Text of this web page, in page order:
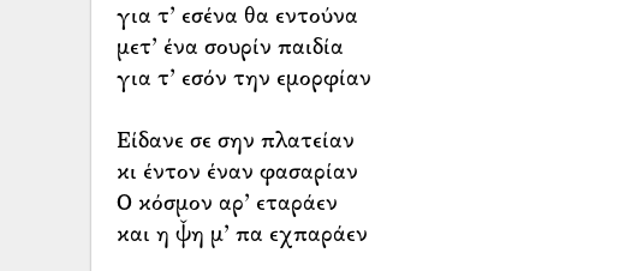
για τ’ εσένα θα εντούνα
μετ’ ένα σουρίν παιδία
για τ’ εσόν την εμορφίαν
Είδανε σε σην πλατείαν
κι έντον έναν φασαρίαν
Ο κόσμον αρ’ εταράεν
και η ψ̌η μ’ πα εχπαράεν